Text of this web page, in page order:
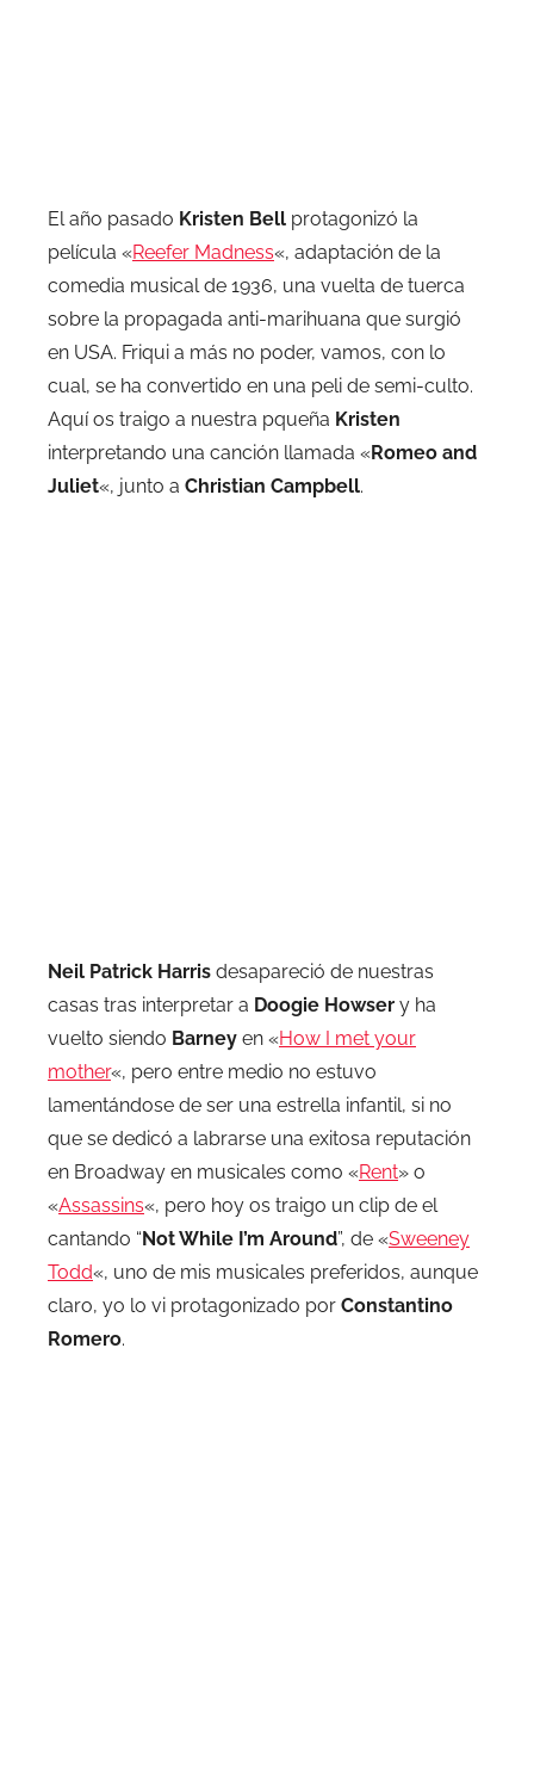
El año pasado Kristen Bell protagonizó la
película «Reefer Madness«, adaptación de la
comedia musical de 1936, una vuelta de tuerca
sobre la propagada anti-marihuana que surgió
en USA. Friqui a más no poder, vamos, con lo
cual, se ha convertido en una peli de semi-culto.
Aquí os traigo a nuestra pqueña Kristen
interpretando una canción llamada «Romeo and
Juliet«, junto a Christian Campbell.
Neil Patrick Harris desapareció de nuestras
casas tras interpretar a Doogie Howser y ha
vuelto siendo Barney en «How I met your
mother«, pero entre medio no estuvo
lamentándose de ser una estrella infantil, si no
que se dedicó a labrarse una exitosa reputación
en Broadway en musicales como «Rent» o
«Assassins«, pero hoy os traigo un clip de el
cantando “Not While I’m Around”, de «Sweeney
Todd«, uno de mis musicales preferidos, aunque
claro, yo lo vi protagonizado por Constantino
Romero.